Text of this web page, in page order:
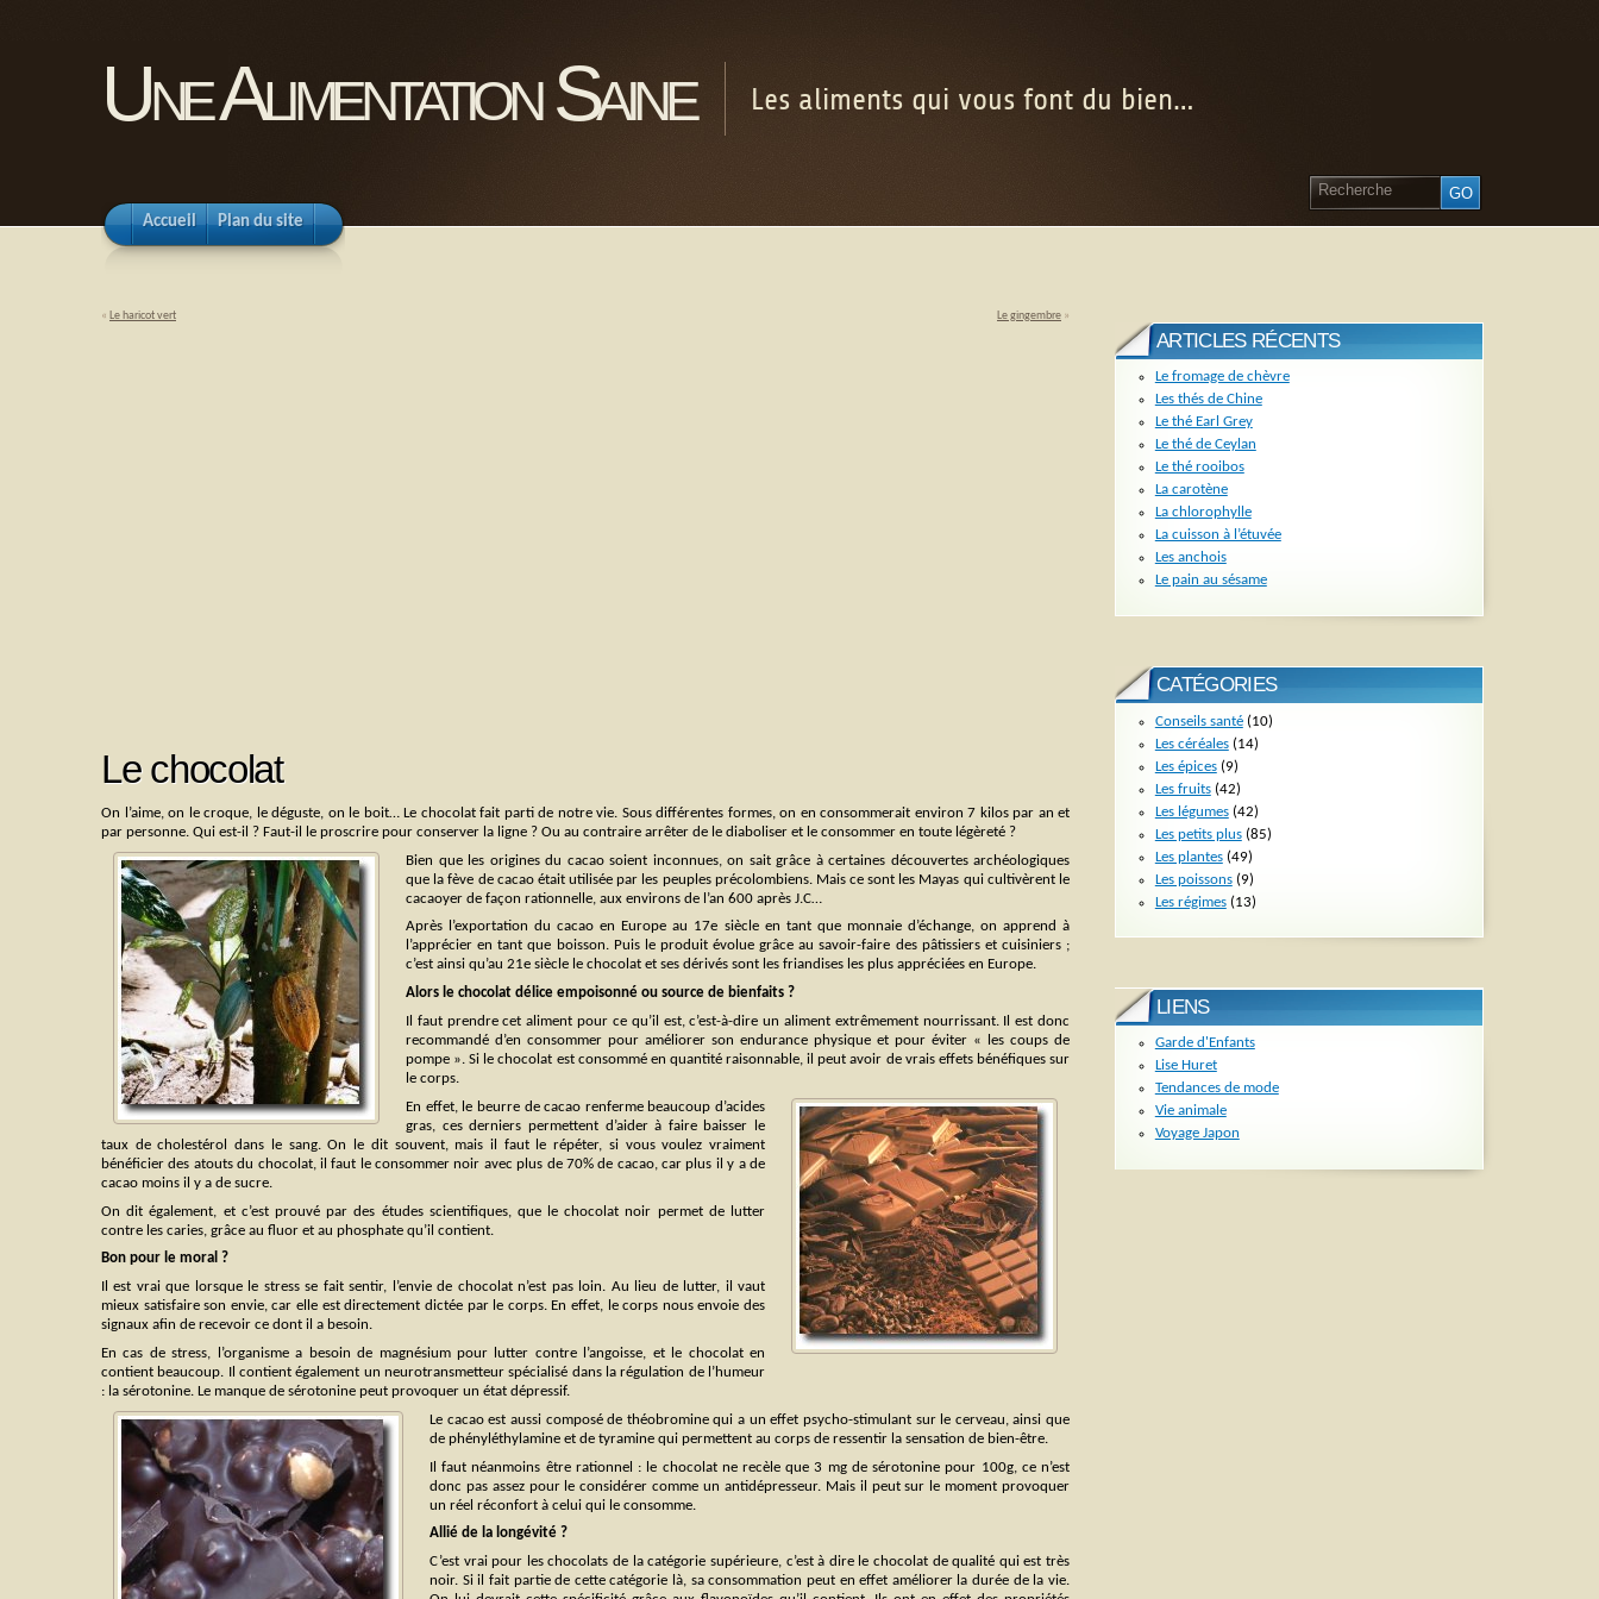
Une Alimentation Saine Les aliments qui vous font du bien…
Accueil Plan du site
« Le haricot vert Le gingembre »
Le chocolat
On l’aime, on le croque, le déguste, on le boit… Le chocolat fait parti de notre vie. Sous différentes formes, on en consommerait environ 7 kilos par an et
par personne. Qui est-il ? Faut-il le proscrire pour conserver la ligne ? Ou au contraire arrêter de le diaboliser et le consommer en toute légèreté ?
Bien que les origines du cacao soient inconnues, on sait grâce à certaines découvertes archéologiques
que la fève de cacao était utilisée par les peuples précolombiens. Mais ce sont les Mayas qui cultivèrent le
cacaoyer de façon rationnelle, aux environs de l’an 600 après J.C…
Après l’exportation du cacao en Europe au 17e siècle en tant que monnaie d’échange, on apprend à
l’apprécier en tant que boisson. Puis le produit évolue grâce au savoir-faire des pâtissiers et cuisiniers ;
c’est ainsi qu’au 21e siècle le chocolat et ses dérivés sont les friandises les plus appréciées en Europe.
Alors le chocolat délice empoisonné ou source de bienfaits ?
Il faut prendre cet aliment pour ce qu’il est, c’est-à-dire un aliment extrêmement nourrissant. Il est donc
recommandé d’en consommer pour améliorer son endurance physique et pour éviter « les coups de
pompe ». Si le chocolat est consommé en quantité raisonnable, il peut avoir de vrais effets bénéfiques sur
le corps.
En effet, le beurre de cacao renferme beaucoup d’acides
gras, ces derniers permettent d’aider à faire baisser le
taux de cholestérol dans le sang. On le dit souvent, mais il faut le répéter, si vous voulez vraiment
bénéficier des atouts du chocolat, il faut le consommer noir avec plus de 70% de cacao, car plus il y a de
cacao moins il y a de sucre.
On dit également, et c’est prouvé par des études scientifiques, que le chocolat noir permet de lutter
contre les caries, grâce au fluor et au phosphate qu’il contient.
Bon pour le moral ?
Il est vrai que lorsque le stress se fait sentir, l’envie de chocolat n’est pas loin. Au lieu de lutter, il vaut
mieux satisfaire son envie, car elle est directement dictée par le corps. En effet, le corps nous envoie des
signaux afin de recevoir ce dont il a besoin.
En cas de stress, l’organisme a besoin de magnésium pour lutter contre l’angoisse, et le chocolat en
contient beaucoup. Il contient également un neurotransmetteur spécialisé dans la régulation de l’humeur
: la sérotonine. Le manque de sérotonine peut provoquer un état dépressif.
Le cacao est aussi composé de théobromine qui a un effet psycho-stimulant sur le cerveau, ainsi que
de phényléthylamine et de tyramine qui permettent au corps de ressentir la sensation de bien-être.
Il faut néanmoins être rationnel : le chocolat ne recèle que 3 mg de sérotonine pour 100g, ce n’est
donc pas assez pour le considérer comme un antidépresseur. Mais il peut sur le moment provoquer
un réel réconfort à celui qui le consomme.
Allié de la longévité ?
C’est vrai pour les chocolats de la catégorie supérieure, c’est à dire le chocolat de qualité qui est très
noir. Si il fait partie de cette catégorie là, sa consommation peut en effet améliorer la durée de la vie.
ARTICLES RÉCENTS
Le fromage de chèvre
Les thés de Chine
Le thé Earl Grey
Le thé de Ceylan
Le thé rooibos
La carotène
La chlorophylle
La cuisson à l’étuvée
Les anchois
Le pain au sésame
CATÉGORIES
Conseils santé(10)
Les céréales(14)
Les épices(9)
Les fruits(42)
Les légumes(42)
Les petits plus(85)
Les plantes(49)
Les poissons(9)
Les régimes(13)
LIENS
Garde d'Enfants
Lise Huret
Tendances de mode
Vie animale
Voyage Japon